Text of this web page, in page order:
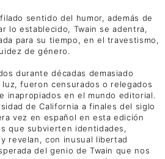
sentido del humor, además de
lo establecido, Twain se adentra,
para su tiempo, en el travestismo,
de género.
durante décadas demasiado
fueron censurados o relegados
inapropiados en el mundo editorial.
de California a finales del siglo
vez en español en esta edición
que subvierten identidades,
revelan, con inusual libertad
del genio de Twain que nos